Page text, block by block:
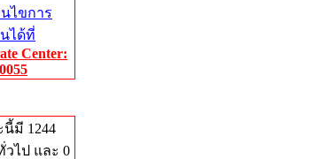
นไขการ
นได้ที่
Center:
มี 1244
ไป และ 0